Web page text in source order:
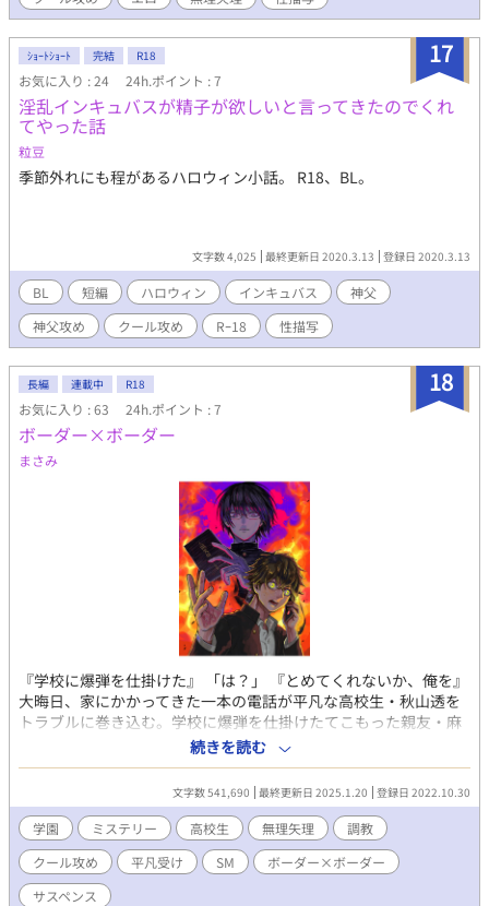
17
ｼｮｰﾄｼｮｰﾄ 完結 R18
お気に入り : 24 24h.ポイント : 7
淫乱インキュバスが精子が欲しいと言ってきたのでくれ
てやった話
粒豆
季節外れにも程があるハロウィン小話。 R18、BL。
文字数 4,025 最終更新日 2020.3.13 登録日 2020.3.13
BL 短編 ハロウィン インキュバス
神父
神父攻め
クール攻め Rｰ18 性描写
18
長編 連載中 R18
お気に入り : 63 24h.ポイント : 7
ボーダー×ボーダー
まさみ
『学校に爆弾を仕掛けた』 「は？」 『とめてくれないか、俺を』
大晦日、家にかかってきた一本の電話が平凡な高校生・秋山透を
トラブルに巻き込む。学校に爆弾を仕掛けたてこもった親友・麻
生譲をとめるため透は走る。タイムリミットは０時、はたして彼
は間に合うのか。 クール眼鏡攻め×平凡わんこ受け タイムリミ
テッド学園ミステリBL完結済み。 表紙：ダム穴様
続きを読む
文字数 541,690 最終更新日 2025.1.20 登録日 2022.10.30
学園 ミステリー 高校生 無理矢理
調教
クール攻め
平凡受け SM
ボーダー×ボーダー
サスペンス